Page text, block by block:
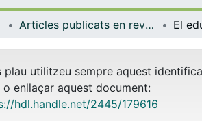
Articles publicats en revistes (Mètodes d'Investigació i Diagnòstic en Educació)
plau utilitzeu sempre aquest
enllaçar aquest document:
hdl.handle.net/2445/179616